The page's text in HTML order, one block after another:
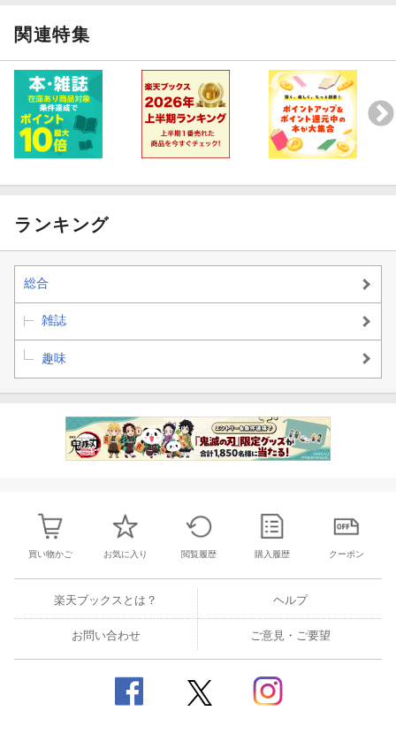
関連特集
ランキング
総合
雑誌
趣味
買い物かご お気に入り 閲覧履歴 購入履歴 クーポン
楽天ブックスとは？ ヘルプ
お問い合わせ ご意見・ご要望